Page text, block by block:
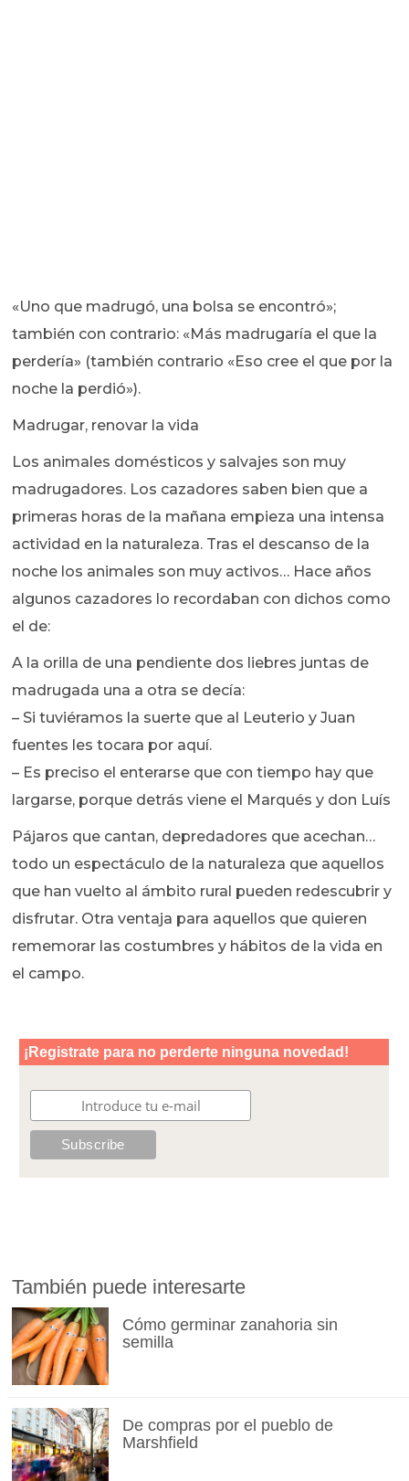
«Uno que madrugó, una bolsa se encontró»;
también con contrario: «Más madrugaría el que la
perdería» (también contrario «Eso cree el que por la
noche la perdió»).
Madrugar, renovar la vida
Los animales domésticos y salvajes son muy
madrugadores. Los cazadores saben bien que a
primeras horas de la mañana empieza una intensa
actividad en la naturaleza. Tras el descanso de la
noche los animales son muy activos… Hace años
algunos cazadores lo recordaban con dichos como
el de:
A la orilla de una pendiente dos liebres juntas de
madrugada una a otra se decía:
– Si tuviéramos la suerte que al Leuterio y Juan
fuentes les tocara por aquí.
– Es preciso el enterarse que con tiempo hay que
largarse, porque detrás viene el Marqués y don Luís
Pájaros que cantan, depredadores que acechan…
todo un espectáculo de la naturaleza que aquellos
que han vuelto al ámbito rural pueden redescubrir y
disfrutar. Otra ventaja para aquellos que quieren
rememorar las costumbres y hábitos de la vida en
el campo.
También puede interesarte
Cómo germinar zanahoria sin
semilla
De compras por el pueblo de
Marshfield